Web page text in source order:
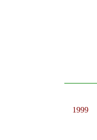
1999